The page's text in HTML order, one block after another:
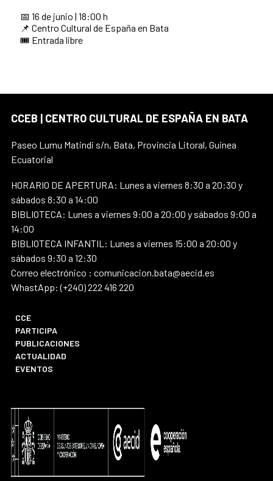
📅 16 de junio | 18:00 h
📌 Centro Cultural de España en Bata
🎟️ Entrada libre
CCEB | CENTRO CULTURAL DE ESPAÑA EN BATA
Paseo Lumu Matindi s/n, Bata, Provincia Litoral, Guinea
Ecuatorial
HORARIO DE APERTURA: Lunes a viernes 8:30 a 20:30 y
sábados 8:30 a 14:00
BIBLIOTECA: Lunes a viernes 9:00 a 20:00 y sábados 9:00 a
14:00
BIBLIOTECA INFANTIL: Lunes a viernes 15:00 a 20:00 y
sábados 9:30 a 12:30
Correo electrónico : comunicacion.bata@aecid.es
WhastApp: (+240) 222 416 220
CCE
PARTICIPA
PUBLICACIONES
ACTUALIDAD
EVENTOS